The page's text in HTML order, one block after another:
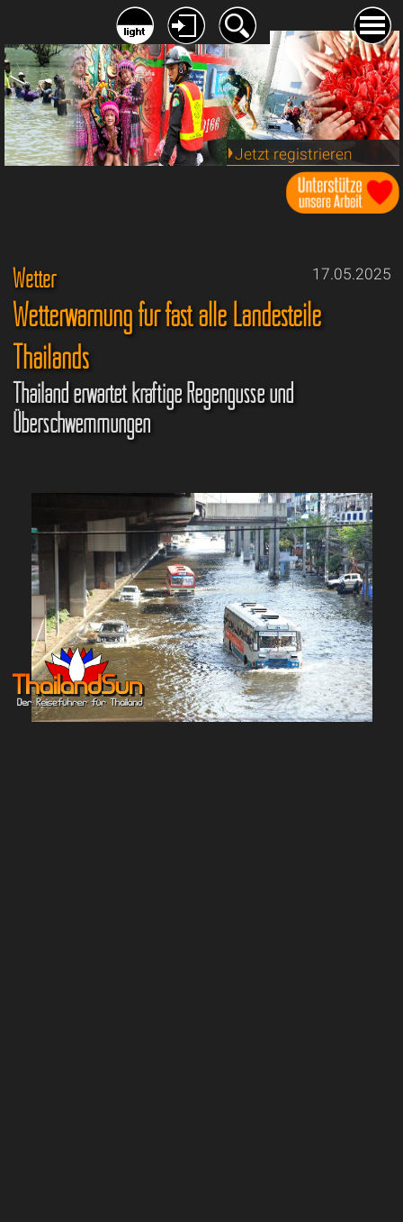
Jetzt registrieren
17.05.2025
Wetter
Wetterwarnung für fast alle Landesteile
Thailands
Thailand erwartet kräftige Regengüsse und
Überschwemmungen